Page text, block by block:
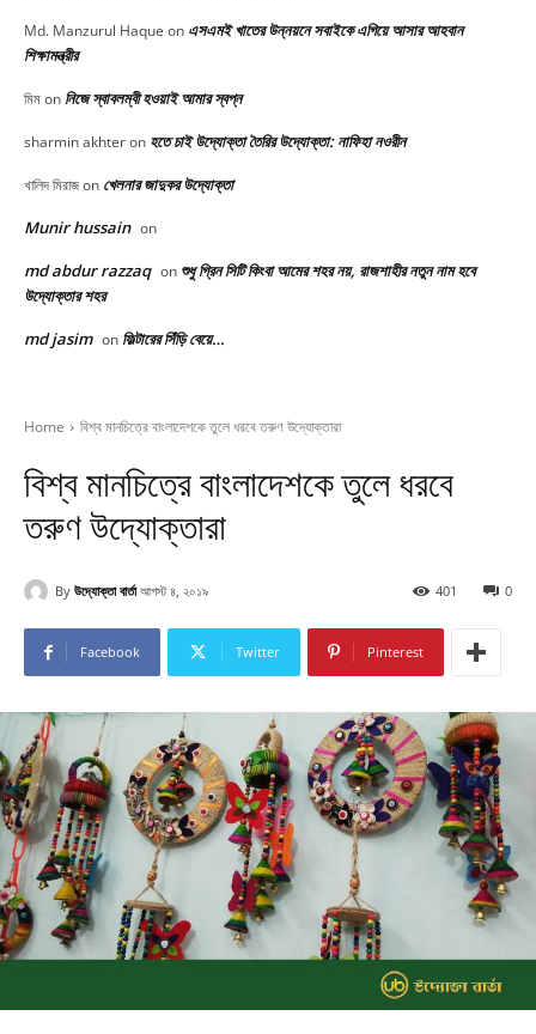
Md. Manzurul Haque on এসএমই খাতের উন্নয়নে সবাইকে এগিয়ে আসার আহবান
শিক্ষামন্ত্রীর
মিমon নিজে স্বাবলম্বী হওয়াই আমার স্বপ্ন
sharmin akhteron হতে চাই উদ্যোক্তা তৈরির উদ্যোক্তা: নাফিহা নওরীন
খালিদ মিরাজon খেলনার জাদুকর উদ্যোক্তা
Munir hussain on
md abdur razzaq on শুধু গ্রিন সিটি কিংবা আমের শহর নয়, রাজশাহীর নতুন নাম হবে
উদ্যোক্তার শহর
md jasim on ফিল্টারের সিঁড়ি বেয়ে…